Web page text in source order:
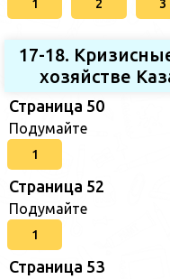
1 2 3
17-18.
хозяйстве
Страница 50
Подумайте
1
Страница 52
Подумайте
1
Страница 53